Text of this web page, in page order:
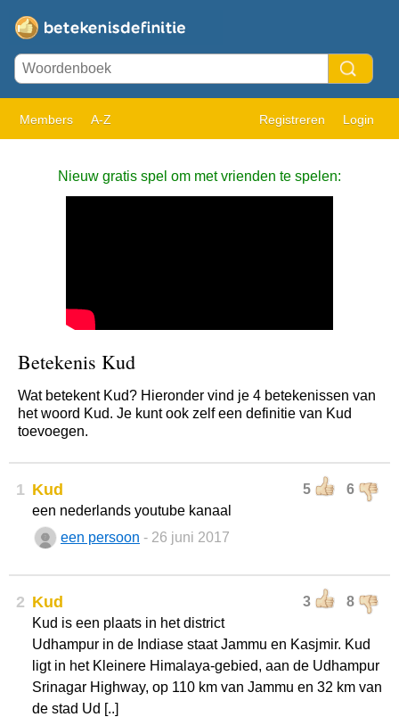
Members A-Z Registreren Login
Nieuw gratis spel om met vrienden te spelen:
Betekenis Kud
Wat betekent Kud? Hieronder vind je 4 betekenissen van
het woord Kud. Je kunt ook zelf een definitie van Kud
toevoegen.
1 5 6
Kud
een nederlands youtube kanaal
een persoon - 26 juni 2017
2 3 8
Kud
Kud is een plaats in het district
Udhampur in de Indiase staat Jammu en Kasjmir. Kud
ligt in het Kleinere Himalaya-gebied, aan de Udhampur
Srinagar Highway, op 110 km van Jammu en 32 km van
de stad Ud [..]